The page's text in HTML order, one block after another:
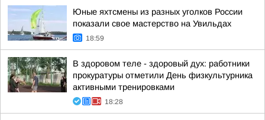
Юные яхтсмены из разных уголков России
показали свое мастерство на Увильдах
18:59
В здоровом теле - здоровый дух: работники
прокуратуры отметили День физкультурника
активными тренировками
18:28